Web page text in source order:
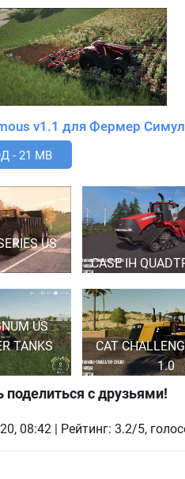
- 21 MB
US
CASE IH
US
TANKS
CAT
1.0
с друзьями!
08:42 | Рейтинг: 3.2/5,